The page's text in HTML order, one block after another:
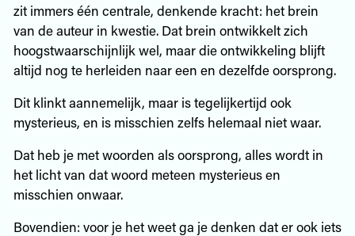
zit immers één centrale, denkende kracht: het brein
van de auteur in kwestie. Dat brein ontwikkelt zich
hoogstwaarschijnlijk wel, maar die ontwikkeling blijft
altijd nog te herleiden naar een en dezelfde oorsprong.
Dit klinkt aannemelijk, maar is tegelijkertijd ook
mysterieus, en is misschien zelfs helemaal niet waar.
Dat heb je met woorden als oorsprong, alles wordt in
het licht van dat woord meteen mysterieus en
misschien onwaar.
Bovendien: voor je het weet ga je denken dat er ook iets